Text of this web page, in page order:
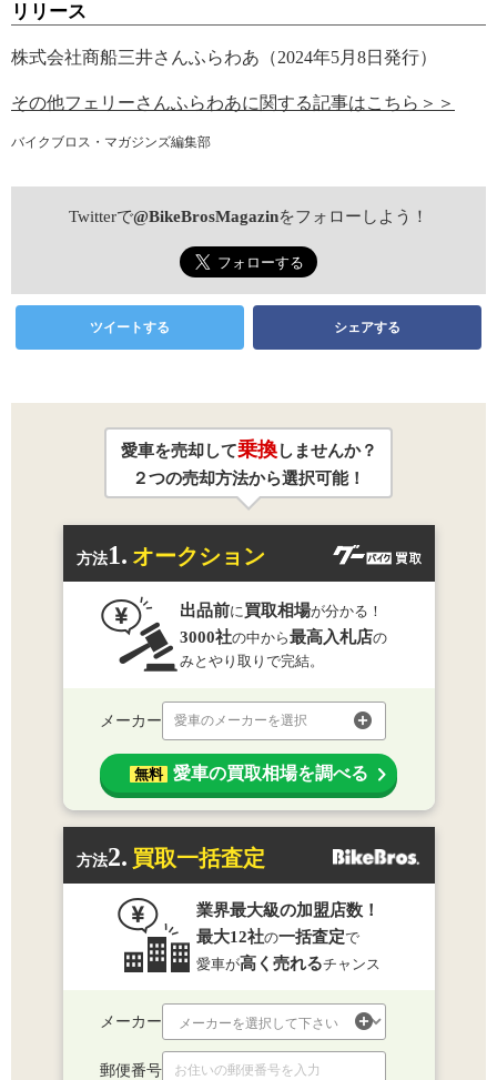
リリース
株式会社商船三井さんふらわあ（2024年5月8日発行）
その他フェリーさんふらわあに関する記事はこちら＞＞
バイクブロス・マガジンズ編集部
Twitterで@BikeBrosMagazinをフォローしよう！
ツイートする シェアする
愛車を売却して乗換しませんか？
２つの売却方法から選択可能！
方法1. オークション
出品前に買取相場が分かる！
3000社の中から最高入札店の
みとやり取りで完結。
メーカー 愛車のメーカーを選択
無料 愛車の買取相場を調べる
方法2. 買取一括査定
業界最大級の加盟店数！
最大12社の一括査定で
愛車が高く売れるチャンス
メーカー
郵便番号